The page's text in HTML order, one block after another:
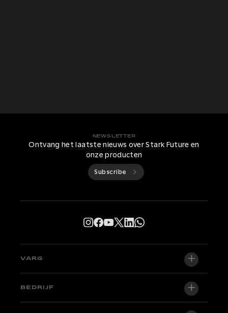
NEWSLETTER
Ontvang het laatste nieuws over Stark Future en
onze producten
Subscribe
VARG
VARG EX
BEDRIJF